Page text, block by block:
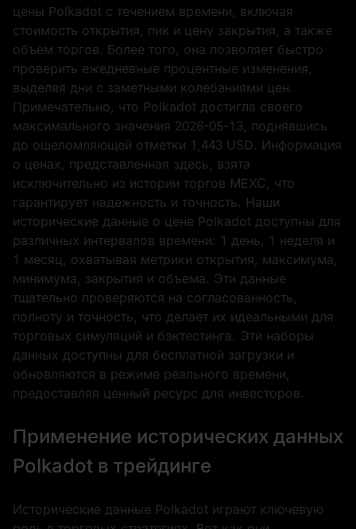
цены Polkadot с течением времени, включая
стоимость открытия, пик и цену закрытия, а также
объем торгов. Более того, она позволяет быстро
проверить ежедневные процентные изменения,
выделяя дни с заметными колебаниями цен.
Примечательно, что Polkadot достигла своего
максимального значения 2026-05-13 , поднявшись
до ошеломляющей отметки 1,443 USD . Информация
о ценах, представленная здесь, взята
исключительно из истории торгов MEXC, что
гарантирует надежность и точность. Наши
исторические данные о цене Polkadot доступны для
различных интервалов времени: 1 день, 1 неделя и
1 месяц, охватывая метрики открытия, максимума,
минимума, закрытия и объема. Эти данные
тщательно проверяются на согласованность,
полноту и точность, что делает их идеальными для
торговых симуляций и бэктестинга. Эти наборы
данных доступны для бесплатной загрузки и
обновляются в режиме реального времени,
предоставляя ценный ресурс для инвесторов.
Применение исторических данных
Polkadot в трейдинге
Исторические данные Polkadot играют ключевую